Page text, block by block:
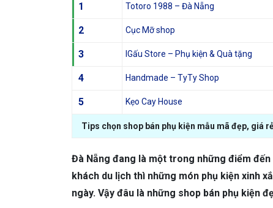
1 Totoro 1988 – Đà Nẵng
2 Cục Mỡ shop
3 IGấu Store – Phụ kiện & Quà tặng
4 Handmade – TyTy Shop
5 Kẹo Cay House
Tips chọn shop bán phụ kiện mẫu mã đẹp, giá
Đà Nẵng đang là một trong những điểm đến
khách du lịch thì những món phụ kiện xinh
ngày. Vậy đâu là những shop bán phụ kiện